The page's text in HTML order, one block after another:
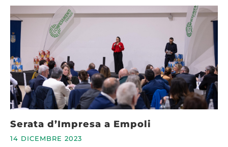
Serata d’Impresa a Empoli
14 DICEMBRE 2023